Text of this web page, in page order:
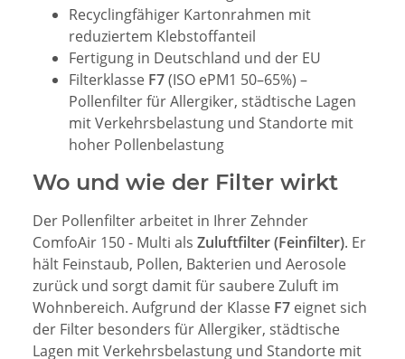
Recyclingfähiger Kartonrahmen mit
reduziertem Klebstoffanteil
Fertigung in Deutschland und der EU
Filterklasse F7(ISO ePM1 50–65%) –
Pollenfilter für Allergiker, städtische Lagen
mit Verkehrsbelastung und Standorte mit
hoher Pollenbelastung
Wo und wie der Filter wirkt
Der Pollenfilter arbeitet in Ihrer Zehnder
ComfoAir 150 - Multi als Zuluftfilter (Feinfilter). Er
hält Feinstaub, Pollen, Bakterien und Aerosole
zurück und sorgt damit für saubere Zuluft im
Wohnbereich. Aufgrund der Klasse F7 eignet sich
der Filter besonders für Allergiker, städtische
Lagen mit Verkehrsbelastung und Standorte mit